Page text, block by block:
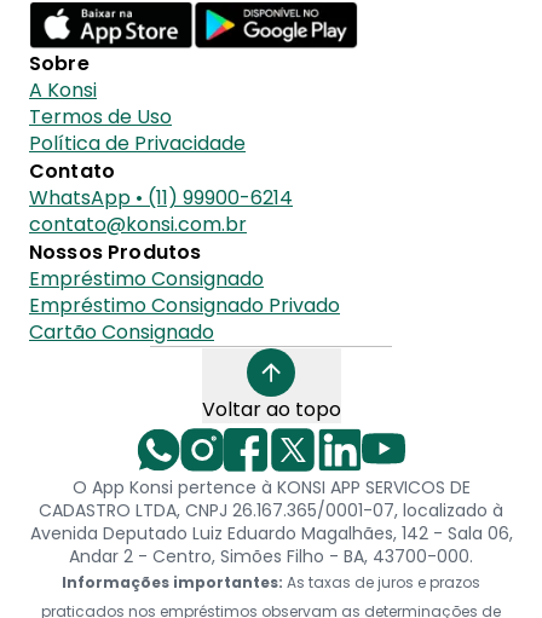
Sobre
A Konsi
Termos de Uso
Política de Privacidade
Contato
WhatsApp • (11) 99900-6214
contato@konsi.com.br
Nossos Produtos
Empréstimo Consignado
Empréstimo Consignado Privado
Cartão Consignado
Voltar ao topo
O App Konsi pertence à KONSI APP SERVICOS DE
CADASTRO LTDA, CNPJ 26.167.365/0001-07, localizado à
Avenida Deputado Luiz Eduardo Magalhães, 142 - Sala 06,
Andar 2 - Centro, Simões Filho - BA, 43700-000.
Informações importantes: As taxas de juros e prazos
praticados nos empréstimos observam as determinações de